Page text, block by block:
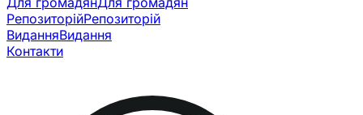
РепозиторійРепозиторій
ВиданняВидання
Контакти